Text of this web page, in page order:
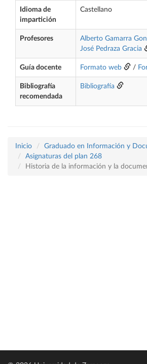
Idioma de
impartición
Castellano
Profesores Alberto Gamarra
José Pedraza Gracia
Guía docente Formato web /
Bibliografía
recomendada
Bibliografía
Inicio
Graduado en Información y
Asignaturas del plan 268
Historia de la información y la